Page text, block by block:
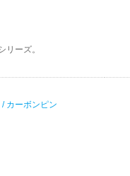
リーズ。
カーボンピン